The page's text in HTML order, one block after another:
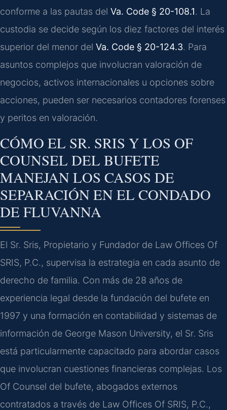
conforme a las pautas del Va. Code § 20-108.1. La
custodia se decide según los diez factores del interés
superior del menor del Va. Code § 20-124.3. Para
asuntos complejos que involucran valoración de
negocios, activos internacionales u opciones sobre
acciones, pueden ser necesarios contadores forenses
y peritos en valoración.
CÓMO EL SR. SRIS Y LOS OF
COUNSEL DEL BUFETE
MANEJAN LOS CASOS DE
SEPARACIÓN EN EL CONDADO
DE FLUVANNA
El Sr. Sris, Propietario y Fundador de Law Offices Of
SRIS, P.C., supervisa la estrategia en cada asunto de
derecho de familia. Con más de 28 años de
experiencia legal desde la fundación del bufete en
1997 y una formación en contabilidad y sistemas de
información de George Mason University, el Sr. Sris
está particularmente capacitado para abordar casos
que involucran cuestiones financieras complejas. Los
Of Counsel del bufete, abogados externos
contratados a través de Law Offices Of SRIS, P.C.,